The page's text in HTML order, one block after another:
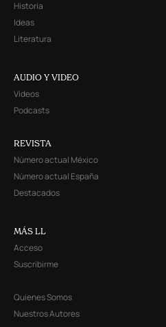
Historia
Ideas
Literatura
AUDIO Y VIDEO
Videos
Podcasts
REVISTA
Número actual México
Número actual España
Destacados
MÁS LL
Acceso
Suscribirme
Quienes Somos
Nuestros Autores